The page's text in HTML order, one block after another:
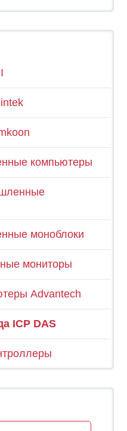
компьютеры
моноблоки
мониторы
Advantech
ICP DAS